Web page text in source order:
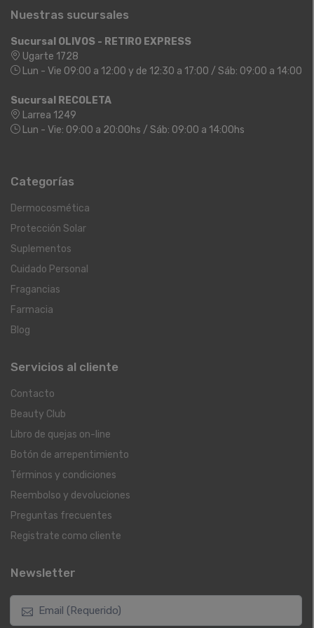
Nuestras sucursales
Sucursal OLIVOS - RETIRO EXPRESS
Ugarte 1728
Lun - Vie 09:00 a 12:00 y de 12:30 a 17:00 / Sáb: 09:00 a 14:00
Sucursal RECOLETA
Larrea 1249
Lun - Vie: 09:00 a 20:00hs / Sáb: 09:00 a 14:00hs
Categorías
Dermocosmética
Protección Solar
Suplementos
Cuidado Personal
Fragancias
Farmacia
Blog
Servicios al cliente
Contacto
Beauty Club
Libro de quejas on-line
Botón de arrepentimiento
Términos y condiciones
Reembolso y devoluciones
Preguntas frecuentes
Registrate como cliente
Newsletter